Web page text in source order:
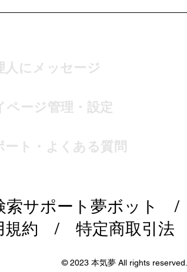
© 2023 本気夢 All rights reserved.
索サポート夢ボット /
規約 / 特定商取引法
人にメッセージ
ページ管理・設定
ト・よくある質問